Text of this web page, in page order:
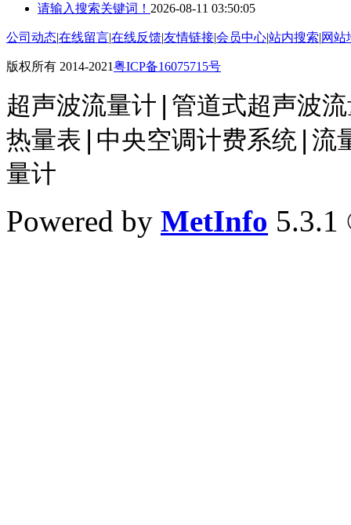
请输入搜索关键词！ 2026-08-11 03:50:05
公司动态|在线留言|在线反馈|友情链接|会员中心|站内搜索|网站
版权所有 2014-2021粤ICP备16075715号
超声波流量计|管道式超声波
热量表 |中央空调计费系统 流
量计
Powered by MetInfo